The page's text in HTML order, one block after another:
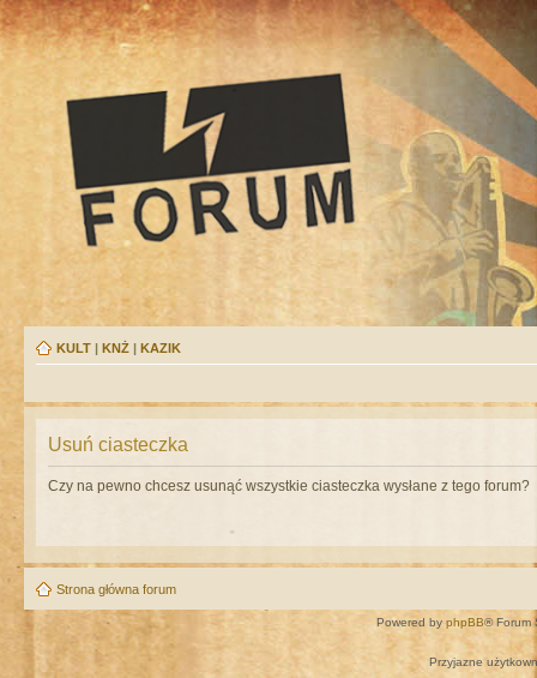
KULT | KNŻ | KAZIK
Usuń ciasteczka
Czy na pewno chcesz usunąć wszystkie ciasteczka wysłane z tego forum?
Strona główna forum
Powered by phpBB® Forum
Przyjazne